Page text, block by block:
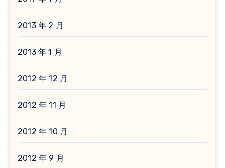
2013 年 2 月
2013 年 1 月
2012 年 12 月
2012 年 11 月
2012 年 10 月
2012 年 9 月